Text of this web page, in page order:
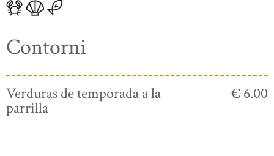
Contorni
Verduras de temporada a la
parrilla
€ 6.00